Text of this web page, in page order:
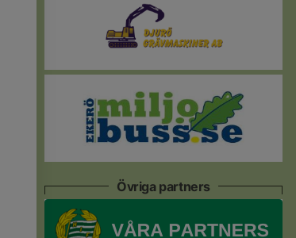
Övriga partners